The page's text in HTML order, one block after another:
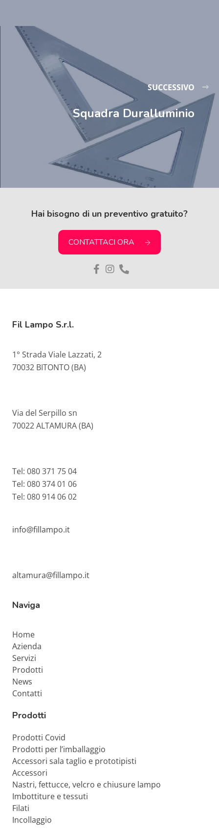
SUCCESSIVO
Squadra Duralluminio
Hai bisogno di un preventivo gratuito?
CONTATTACI ORA
Fil Lampo S.r.l.
1° Strada Viale Lazzati, 2
70032 BITONTO (BA)
Via del Serpillo sn
70022 ALTAMURA (BA)
Tel: 080 371 75 04
Tel: 080 374 01 06
Tel: 080 914 06 02
info@fillampo.it
altamura@fillampo.it
Naviga
Home
Azienda
Servizi
Prodotti
News
Contatti
Prodotti
Prodotti Covid
Prodotti per l’imballaggio
Accessori sala taglio e prototipisti
Accessori
Nastri, fettucce, velcro e chiusure lampo
Imbottiture e tessuti
Filati
Incollaggio